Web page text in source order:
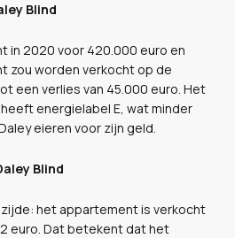
Blind
in 2020 voor 420.000 euro en
zou worden verkocht op de
een verlies van 45.000 euro. Het
energielabel E, wat minder
eieren voor zijn geld.
Blind
zijde: het appartement is verkocht
euro. Dat betekent dat het